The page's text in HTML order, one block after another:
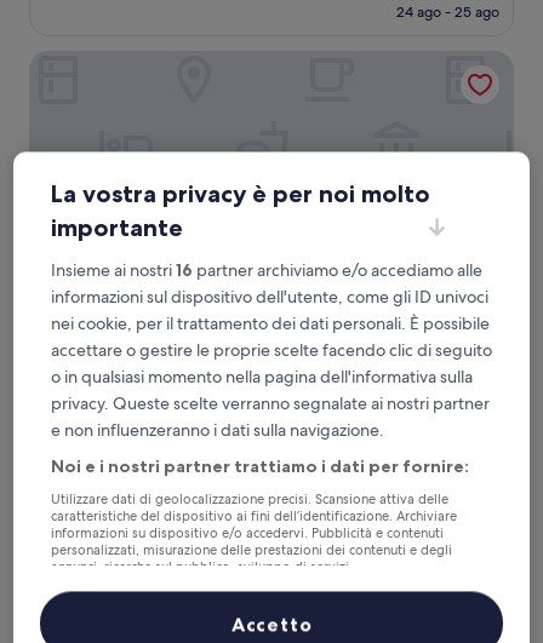
attuale
308 €
24 ago - 25 ago
Hotel Paris
Hotel Paris
Struttura
3.0
stelle
0,6 km da Parco Bussola Domani
8.4
su
Ottimo,
(46
recensioni)
8,4/10 Ottimo (46 recensioni)
Il
prezzo
attuale
è
219 €
219 €
tasse e oneri inclusi
11 ago - 12 ago
Hotel Villa Tiziana
La vostra privacy è per noi molto
importante
Insieme ai nostri16 partner archiviamo e/o accediamo alle
informazioni sul dispositivo dell'utente, come gli ID univoci
nei cookie, per il trattamento dei dati personali. È possibile
accettare o gestire le proprie scelte facendo clic di seguito
o in qualsiasi momento nella pagina dell'informativa sulla
privacy. Queste scelte verranno segnalate ai nostri partner
e non influenzeranno i dati sulla navigazione.
Noi e i nostri partner trattiamo i dati per fornire:
Utilizzare dati di geolocalizzazione precisi. Scansione attiva delle
caratteristiche del dispositivo ai fini dell’identificazione. Archiviare
informazioni su dispositivo e/o accedervi. Pubblicità e contenuti
personalizzati, misurazione delle prestazioni dei contenuti e degli
annunci, ricerche sul pubblico, sviluppo di servizi.
Elenco dei partner (fornitori)
Accetto